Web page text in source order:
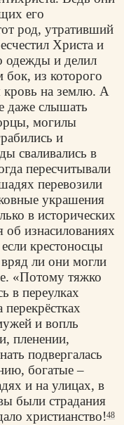
его
род, утративший
Христа и
одежды и делил
бок, из которого
кровь на землю. А
даже слышать
могилы
и
сваливались в
пересчитывали
перевозили
украшения
в исторических
об изнасилованиях
крестоносцы
ли они могли
«Потому тяжко
в переулках
и вопль
пленении,
подвергалась
богатые –
и на улицах, в
были страдания
христианство!48